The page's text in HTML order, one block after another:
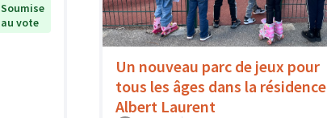
Soumise
au vote
Un nouveau parc de jeux pour
tous les âges dans la résidence
Albert Laurent